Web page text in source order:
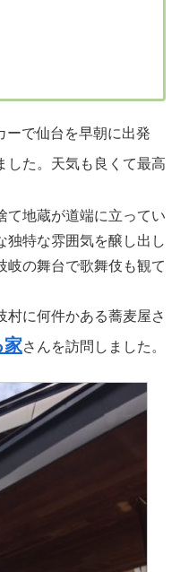
ーで仙台を早朝に出発
した。天気も良くて最高
て地蔵が道端に立ってい
独特な雰囲気を醸し出し
岐の舞台で歌舞伎も観て
村に何件かある蕎麦屋さ
家さんを訪問しました。